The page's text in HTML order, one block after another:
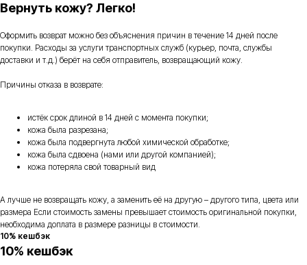
Вернуть кожу? Легко!
Оформить возврат можно без объяснения причин в течение 14 дней после
покупки. Расходы за услуги транспортных служб (курьер, почта, службы
доставки и т.д.) берёт на себя отправитель, возвращающий кожу.
Причины отказа в возврате:
истёк срок длиной в 14 дней с момента покупки;
кожа была разрезана;
кожа была подвергнута любой химической обработке;
кожа была сдвоена (нами или другой компанией);
кожа потеряла свой товарный вид
А лучше не возвращать кожу, а заменить её на другую – другого типа, цвета или
размера Если стоимость замены превышает стоимость оригинальной покупки,
необходима доплата в размере разницы в стоимости.
10% кешбэк
10% кешбэк